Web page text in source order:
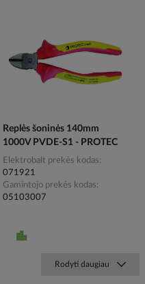
Replės šoninės 140mm
1000V PVDE-S1 - PROTEC
Elektrobalt prekės kodas
071921
Gamintojo prekės kodas
05103007
Rodyti daugiau